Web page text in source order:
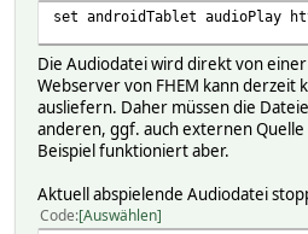
set androidTablet audioPlay
Die Audiodatei wird direkt von
Webserver von FHEM kann derzeit
ausliefern. Daher müssen die
anderen, ggf. auch externen
Beispiel funktioniert aber.
Aktuell abspielende Audiodatei
Code Auswählen